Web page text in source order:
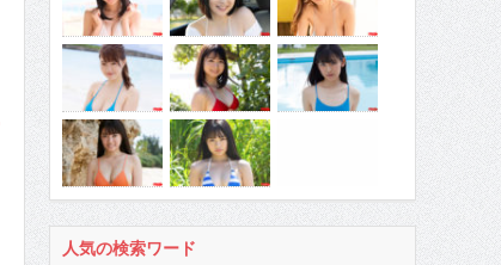
人気の検索ワード